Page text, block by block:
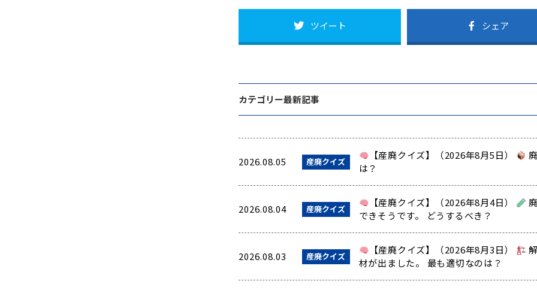
ツイート シェア
カテゴリー最新記事
2026.08.05 産廃クイズ 【産廃クイズ】（2026年8月5日）
は？
2026.08.04 産廃クイズ 【産廃クイズ】（2026年8月4日）
できそうです。 どうするべき？
2026.08.03 産廃クイズ 【産廃クイズ】（2026年8月3日）
材が出ました。 最も適切なのは？